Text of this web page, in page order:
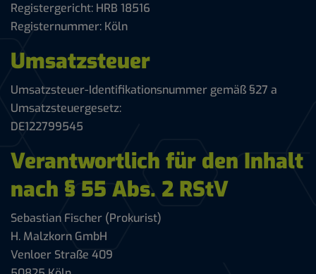
Registergericht: HRB 18516
Registernummer: Köln
Umsatzsteuer
Umsatzsteuer-Identifikationsnummer gemäß §27 a
Umsatzsteuergesetz:
DE122799545
Verantwortlich für den Inhalt
nach § 55 Abs. 2 RStV
Sebastian Fischer (Prokurist)
H. Malzkorn GmbH
Venloer Straße 409